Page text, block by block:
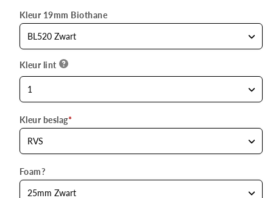
Kleur 19mm Biothane
Kleur lint
Kleur beslag*
Foam?